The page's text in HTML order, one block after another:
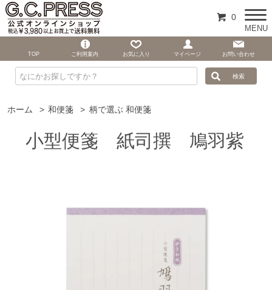
ホーム > 和便箋 > 柄で選ぶ 和便箋
小型便箋 紙司撰 鳩羽紫
0
MENU
TOP ご利用案内 お気に入り マイページ お問い合わせ